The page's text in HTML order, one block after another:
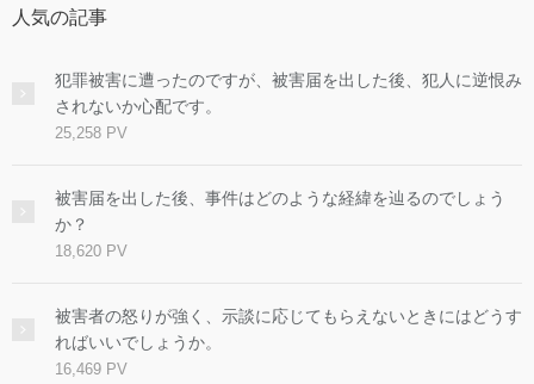
人気の記事
犯罪被害に遭ったのですが、被害届を出した後、犯人に逆恨み
されないか心配です。
25,258 PV
被害届を出した後、事件はどのような経緯を辿るのでしょう
か？
18,620 PV
被害者の怒りが強く、示談に応じてもらえないときにはどうす
ればいいでしょうか。
16,469 PV